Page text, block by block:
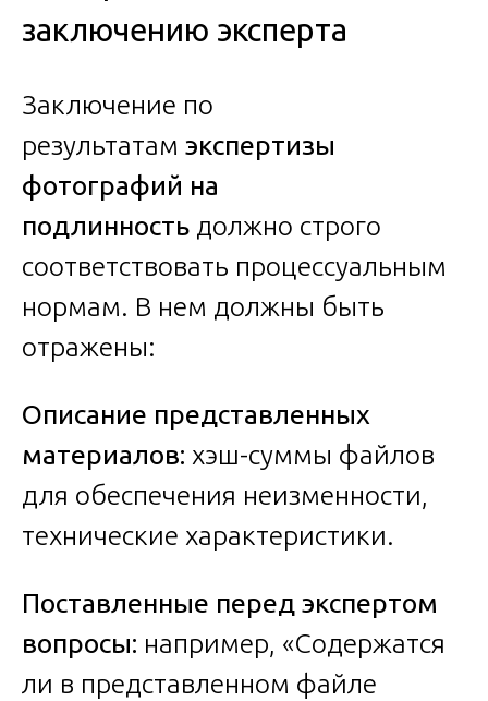
заключению эксперта
Заключение по
результатам экспертизы
фотографий на
подлинность должно строго
соответствовать процессуальным
нормам. В нем должны быть
отражены:
Описание представленных
материалов: хэш-суммы файлов
для обеспечения неизменности,
технические характеристики.
Поставленные перед экспертом
вопросы: например, «Содержатся
ли в представленном файле